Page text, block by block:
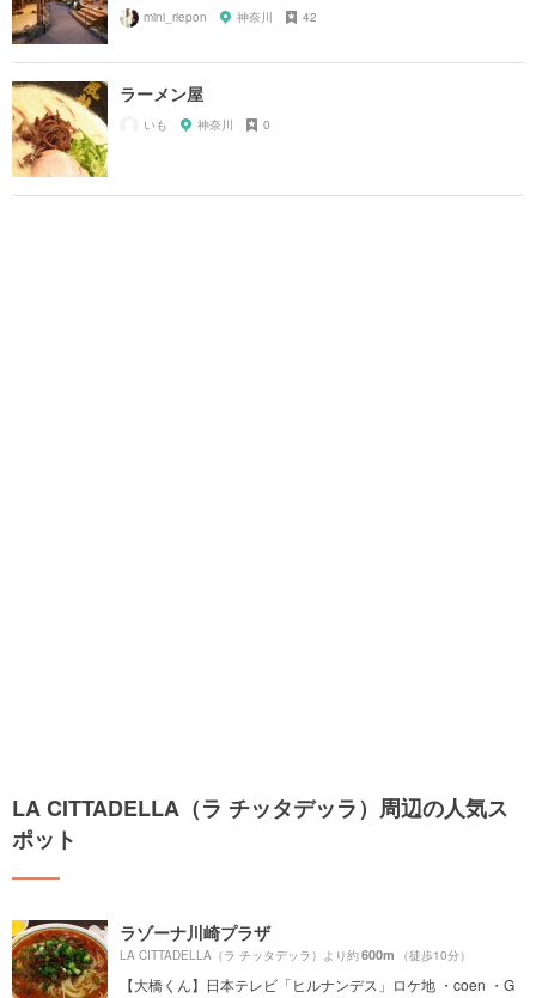
mini_riepon 神奈川 42
ラーメン屋
いも 神奈川 0
LA CITTADELLA（ラ チッタデッラ）周辺の人気ス
ポット
ラゾーナ川崎プラザ
LA CITTADELLA（ラ チッタデッラ）より約600m （徒歩10分）
【大橋くん】日本テレビ「ヒルナンデス」ロケ地 ・coen ・G